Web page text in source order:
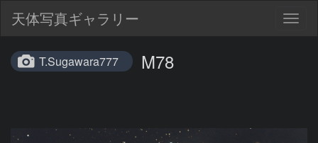
天体写真ギャラリー
T.Sugawara777 M78